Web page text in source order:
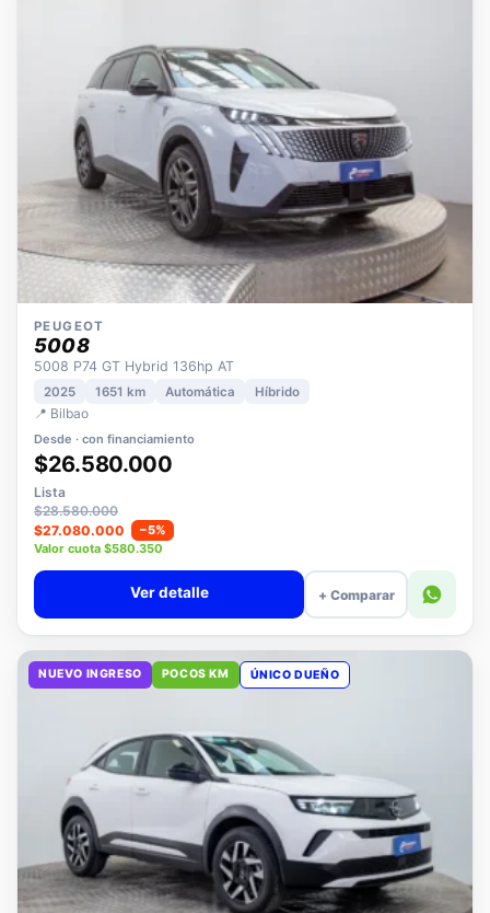
PEUGEOT
5008
5008 P74 GT Hybrid 136hp AT
2025
📍 Bilbao
Desde · con financiamiento
$26.580.000
Lista
$28.580.000
$27.080.000
−5%
Valor cuota $580.350
+ Comparar
NUEVO INGRESO POCOS KM